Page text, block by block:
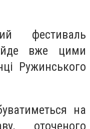
фестиваль
вже цими
Ружинського
на
оточеного